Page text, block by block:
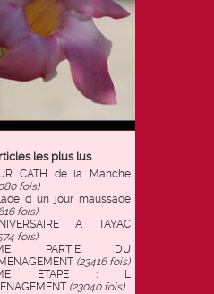
les plus lus
CATH de la Manche
fois)
d un jour maussade
fois)
A TAYAC
fois)
PARTIE DU
(23416 fois)
ETAPE : L
(23040 fois)